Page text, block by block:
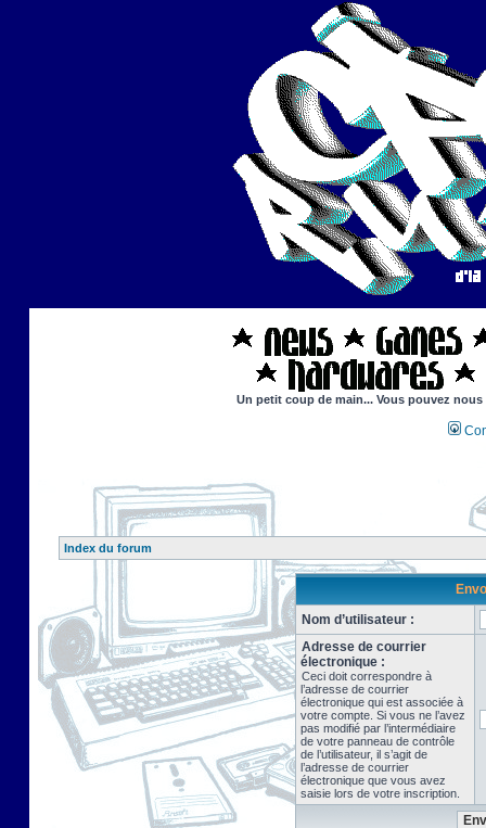
Un petit coup de main... Vous pouvez
Index du forum
Nom d’utilisateur :
Adresse de courrier
électronique :
Ceci doit correspondre à
l’adresse de courrier
électronique qui est associée à
votre compte. Si vous ne l’avez
pas modifié par l’intermédiaire
de votre panneau de contrôle
de l’utilisateur, il s’agit de
l’adresse de courrier
électronique que vous avez
saisie lors de votre inscription.